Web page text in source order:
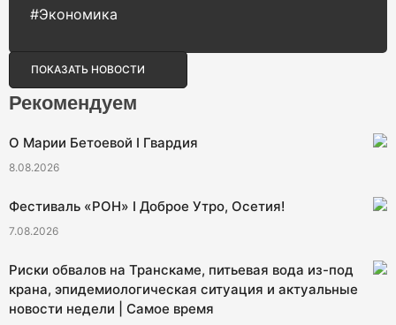
#Экономика
ПОКАЗАТЬ НОВОСТИ
Рекомендуем
О Марии Бетоевой I Гвардия
8.08.2026
Фестиваль «РОН» I Доброе Утро, Осетия!
7.08.2026
Риски обвалов на Транскаме, питьевая вода из-под
крана, эпидемиологическая ситуация и актуальные
новости недели | Самое время